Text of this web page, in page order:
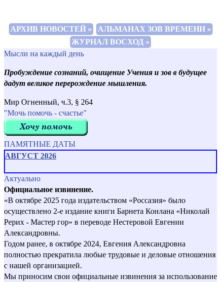
АРХИВ НОВОСТЕЙ »
АЛЬМАНАХ ЗОВ ВРЕМЕНИ »
ЖУРНАЛ ВОСХОД »
Мысли на каждый день
Пробуждение сознаний, очищение Учения и зов в будущее
дадут великое перерождение мышления.
Мир Огненный, ч.3, § 264
"Мочь помочь - счастье"
ПАМЯТНЫЕ ДАТЫ
АВГУСТ 2026
Актуально
Официальное извинение.
«В октябре 2025 года издательством «Россазия» было
осуществлено 2-е издание книги Барнета Конлана «Николай
Рерих - Мастер гор» в переводе Нестеровой Евгении
Александровны.
Годом ранее, в октябре 2024, Евгения Александровна
полностью прекратила любые трудовые и деловые отношения
с нашей организацией.
Мы приносим свои официальные извинения за использование